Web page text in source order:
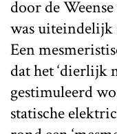
door de
was uiteindelijk
Een
dat het ‘dierlijk
gestimuleerd
statische